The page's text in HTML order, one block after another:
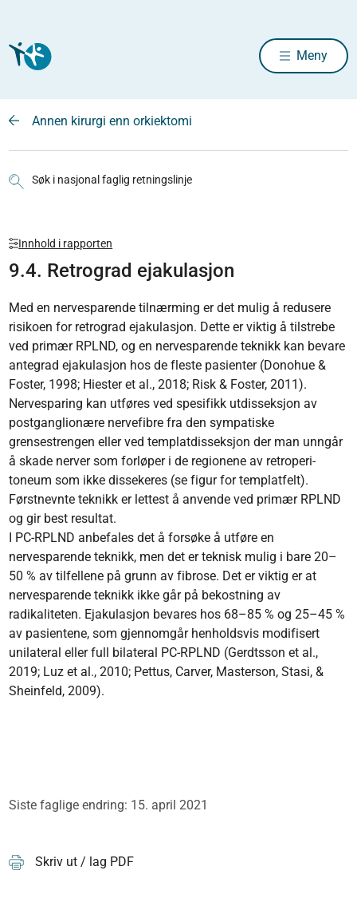
Meny
Annen kirurgi enn orkiektomi
Søk i nasjonal faglig retningslinje
Innhold i rapporten
9.4. Retrograd ejakulasjon
Med en nervesparende tilnærming er det mulig å redusere
risikoen for retrograd ejakulasjon. Dette er viktig å tilstrebe
ved primær RPLND, og en nervesparende teknikk kan bevare
ante­grad ejakulasjon hos de fleste pasienter (Donohue &
Foster, 1998; Hiester et al., 2018; Risk & Foster, 2011).
Nervesparing kan utføres ved spesifikk utdisseksjon av
postganglionære nervefibre fra den sympatiske
grensestrengen eller ved templat­disseksjon der man unngår
å skade nerver som forløper i de regionene av retroperi­
toneum som ikke dissekeres (se figur for templatfelt).
Førstnevnte teknikk er lettest å anvende ved primær RPLND
og gir best resultat.
I PC-RPLND anbefales det å forsøke å utføre en
nervesparende teknikk, men det er teknisk mulig i bare 20–
50 % av tilfellene på grunn av fibrose. Det er viktig er at
nervesparende teknikk ikke går på bekostning av
radikaliteten. Ejakulasjon bevares hos 68–85 % og 25–45 %
av pasientene, som gjennomgår henholdsvis modifisert
unilateral eller full bilateral PC-RPLND (Gerdtsson et al.,
2019; Luz et al., 2010; Pettus, Carver, Masterson, Stasi, &
Sheinfeld, 2009).
Siste faglige endring: 15. april 2021
Skriv ut / lag PDF